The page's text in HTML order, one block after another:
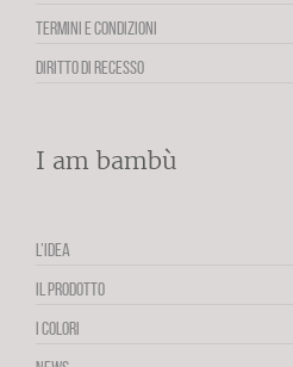
TERMINI E CONDIZIONI
DIRITTO DI RECESSO
I am bambù
L’IDEA
IL PRODOTTO
I COLORI